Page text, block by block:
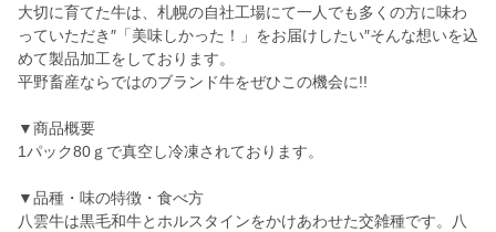
大切に育てた牛は、札幌の自社工場にて一人でも多くの方に味わ
っていただき″「美味しかった！」をお届けしたい″そんな想いを込
めて製品加工をしております。
平野畜産ならではのブランド牛をぜひこの機会に!!
▼商品概要
1パック80ｇで真空し冷凍されております。
▼品種・味の特徴・食べ方
八雲牛は黒毛和牛とホルスタインをかけあわせた交雑種です。八